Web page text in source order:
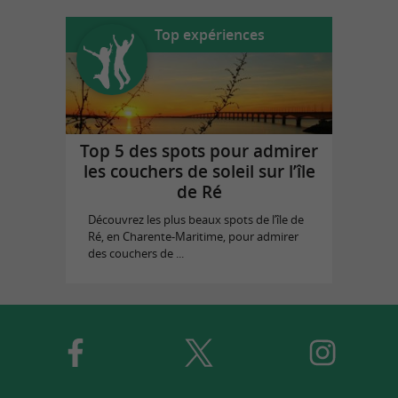
Top expériences
Top 5 des spots pour admirer
les couchers de soleil sur l’île
de Ré
Découvrez les plus beaux spots de l’île de
Ré, en Charente-Maritime, pour admirer
des couchers de ...